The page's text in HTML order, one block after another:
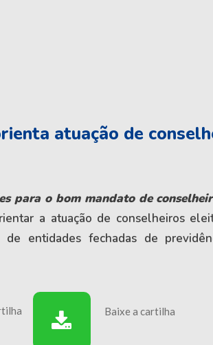
atuação de
para o bom mandato de
a atuação de conselheiros
entidades fechadas de
Baixe a cartilha